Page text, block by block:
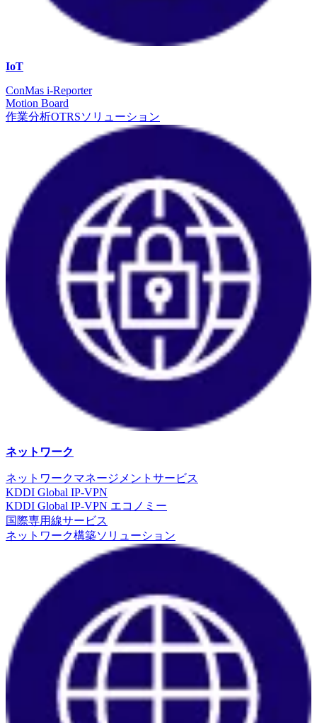
IoT
ConMas i-Reporter
Motion Board
作業分析OTRSソリューション
ネットワーク
ネットワークマネージメントサービス
KDDI Global IP-VPN
KDDI Global IP-VPN エコノミー
国際専用線サービス
ネットワーク構築ソリューション